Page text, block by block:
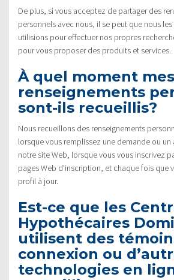
De plus, si vous acceptez de partager des
personnels avec nous, il se peut que nous
utilisions pour effectuer nos propres
pour vous proposer des produits et services.
À quel moment mes
renseignements
sont-ils recueillis?
Nous recueillons des renseignements
lorsque vous remplissez une demande ou un
notre site Web, lorsque vous vous inscrivez
pages Web d’inscription, et chaque fois que
profil à jour.
Est-ce que les
Hypothécaires
utilisent des
connexion ou
technologies en